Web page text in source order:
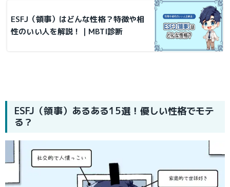
ESFJ（領事）はどんな性格？特徴や相
性のいい人を解説！｜MBTI診断
ESFJ（領事）あるある15選！優しい性格でモテ
る？